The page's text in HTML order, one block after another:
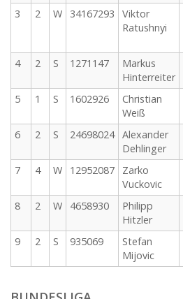
3
2 W 34167293
Viktor
Ratushnyi
4 2 S 1271147
Markus
Hinterreiter
5
1 S 1602926
Christian
Weiß
6
2 S 24698024 Alexander
Dehlinger
7
4 W 12952087
Zarko
Vuckovic
8
2 W 4658930
Philipp
Hitzler
9
2 S 935069
Stefan
Mijovic